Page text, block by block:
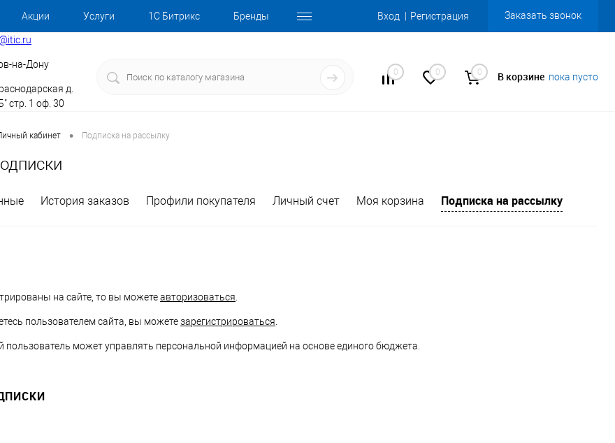
Акции Услуги 1С Битрикс Бренды Вход Регистрация Заказать звонок
на-Дону
д.
стр. 1 оф. 30
0 0 0 В корзине пока пусто
кабинет • Подписка на рассылку
История заказов Профили покупателя Личный счет Моя корзина Подписка на рассылку
на сайте, то вы можетеавторизоваться.
пользователем сайта, вы можетезарегистрироваться.
пользователь может управлять персональной информацией на основе единого бюджета.